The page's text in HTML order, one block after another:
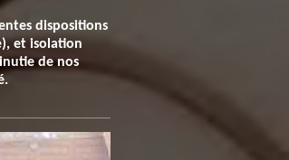
dispositions
et isolation
de nos